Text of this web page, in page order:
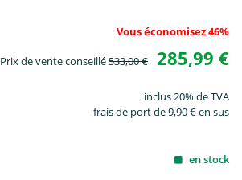
Vous économisez 46%
Prix de vente conseillé533,00 € 285,99 €
inclus 20% de TVA
frais de port de 9,90 € en sus
en stock